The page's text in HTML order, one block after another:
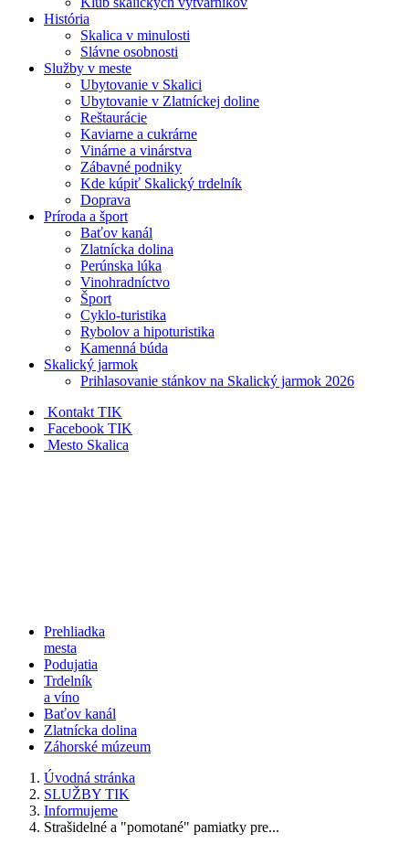
História
Skalica v minulosti
Slávne osobnosti
Služby v meste
Ubytovanie v Skalici
Ubytovanie v Zlatníckej doline
Reštaurácie
Kaviarne a cukrárne
Vinárne a vinárstva
Zábavné podniky
Kde kúpiť Skalický trdelník
Doprava
Príroda a šport
Baťov kanál
Zlatnícka dolina
Perúnska lúka
Vinohradníctvo
Šport
Cyklo-turistika
Rybolov a hipoturistika
Kamenná búda
Skalický jarmok
Prihlasovanie stánkov na Skalický jarmok 2026
Kontakt TIK
Facebook TIK
Mesto Skalica
Prehliadka
mesta
Podujatia
Trdelník
a víno
Baťov kanál
Zlatnícka dolina
Záhorské múzeum
Úvodná stránka
SLUŽBY TIK
Informujeme
Strašidelné a "pomotané" pamiatky pre...